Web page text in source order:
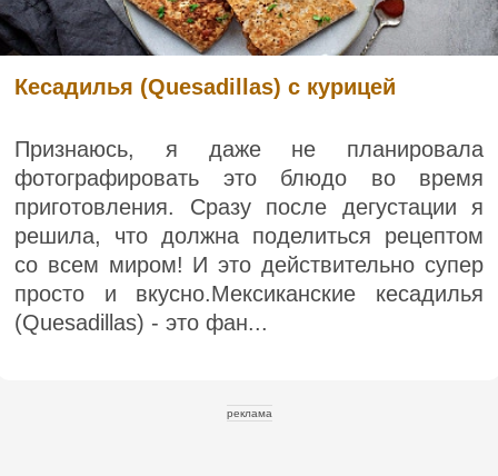
Кесадилья (Quesadillas) с курицей
Признаюсь, я даже не планировала
фотографировать это блюдо во время
приготовления. Сразу после дегустации я
решила, что должна поделиться рецептом
со всем миром! И это действительно супер
просто и вкусно.Мексиканские кесадилья
(Quesadillas) - это фан...
реклама